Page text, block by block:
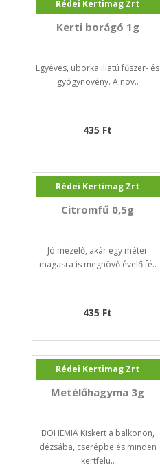
Rédei Kertimag Zrt
Kerti borágó 1g
Egyéves, uborka illatú fűszer- és
gyógynövény. A növ..
435 Ft
Rédei Kertimag Zrt
Citromfű 0,5g
Jó mézelő, akár egy méter
magasra is megnövő évelő fé..
435 Ft
Rédei Kertimag Zrt
Metélőhagyma 3g
BOHEMIA Kiskert a balkonon,
dézsába, cserépbe és minden
kertfelü..